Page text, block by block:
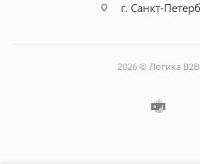
г. Санкт-
2026 © Логика B2B